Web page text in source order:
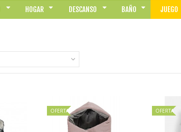
HOGAR DESCANSO BAÑO JUEGO
OFERTA OFERTA